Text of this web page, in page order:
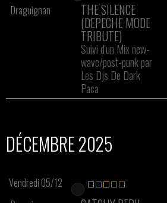
Draguignan
THE SILENCE
(DEPECHE MODE
TRIBUTE)
Suivi d'un Mix new-
wave/post-punk par
Les Djs De Dark
Paca
DÉCEMBRE 2025
Vendredi 05/12